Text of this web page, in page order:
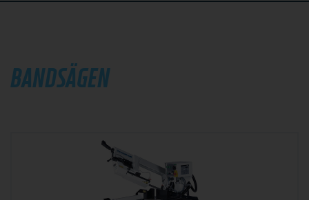
BANDSÄGEN